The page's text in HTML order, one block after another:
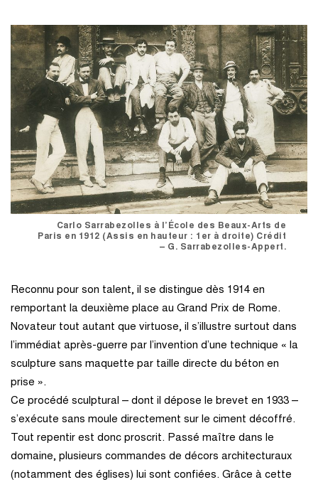
Carlo Sarrabezolles à l’École des Beaux-Arts de
Paris en 1912 (Assis en hauteur : 1er à droite) Crédit
– G. Sarrabezolles-Appert.
Reconnu pour son talent, il se distingue dès 1914 en
remportant la deuxième place au Grand Prix de Rome.
Novateur tout autant que virtuose, il s’illustre surtout dans
l’immédiat après-guerre par l’invention d’une technique « la
sculpture sans maquette par taille directe du béton en
prise ».
Ce procédé sculptural – dont il dépose le brevet en 1933 –
s’exécute sans moule directement sur le ciment décoffré.
Tout repentir est donc proscrit. Passé maître dans le
domaine, plusieurs commandes de décors architecturaux
(notamment des églises) lui sont confiées. Grâce à cette